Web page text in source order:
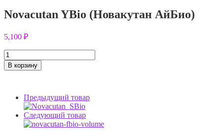
Novacutan YBio (Новакутан АйБио)
5,100 ₽
Количество
товара
Novacutan
АйБио)
В корзину
Предыдущий товар
Следующий товар